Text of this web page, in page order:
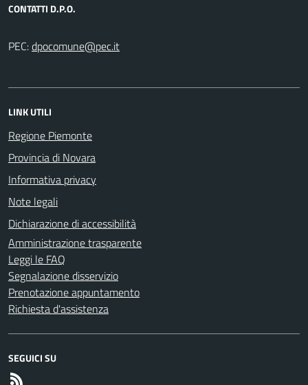
CONTATTI D.P.O.
PEC:
LINK UTILI
Regione Piemonte
Provincia di Novara
Informativa privacy
Note legali
Dichiarazione di accessibilità
Amministrazione trasparente
Leggi le FAQ
Segnalazione disservizio
Prenotazione appuntamento
Richiesta d'assistenza
SEGUICI SU